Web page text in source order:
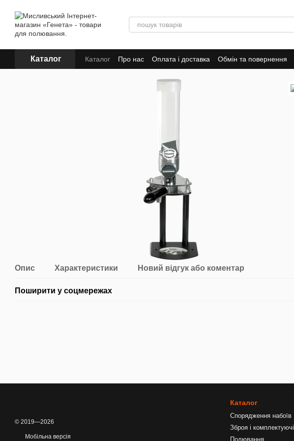
Каталог Каталог Про нас Оплата і доставка Обмін та повернення
Опис Характеристики Новий відгук або коментар
Поширити у соцмережах
© 2019—2026
Мобільна версія
Каталог
Спорядження набоїв
Зброя і комплектуючі
Полювання